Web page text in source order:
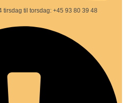
tirsdag til torsdag: +45 93 80 39 48